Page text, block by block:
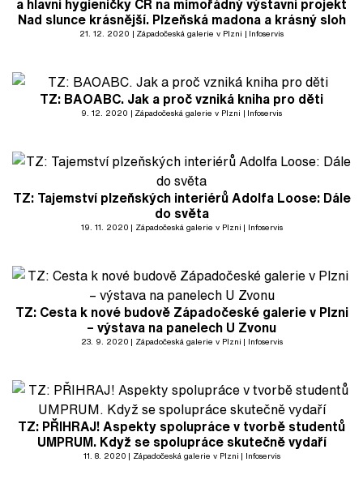
a hlavní hygieničky ČR na mimořádný výstavní projekt
Nad slunce krásnější. Plzeňská madona a krásný sloh
21. 12. 2020 Západočeská galerie v Plzni Infoservis
TZ: BAOABC. Jak a proč vzniká kniha pro děti
9. 12. 2020 Západočeská galerie v Plzni Infoservis
TZ: Tajemství plzeňských interiérů Adolfa Loose: Dále
do světa
19. 11. 2020 Západočeská galerie v Plzni Infoservis
TZ: Cesta k nové budově Západočeské galerie v Plzni
– výstava na panelech U Zvonu
23. 9. 2020 Západočeská galerie v Plzni Infoservis
TZ: PŘIHRAJ! Aspekty spolupráce v tvorbě studentů
UMPRUM. Když se spolupráce skutečně vydaří
11. 8. 2020 Západočeská galerie v Plzni Infoservis